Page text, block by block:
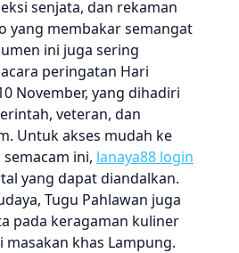
senjata, dan rekaman
yang membakar semangat
ini juga sering
peringatan Hari
November, yang dihadiri
veteran, dan
Untuk akses mudah ke
ini, lanaya88 login
yang dapat diandalkan.
Tugu Pahlawan juga
pada keragaman kuliner
khas Lampung.